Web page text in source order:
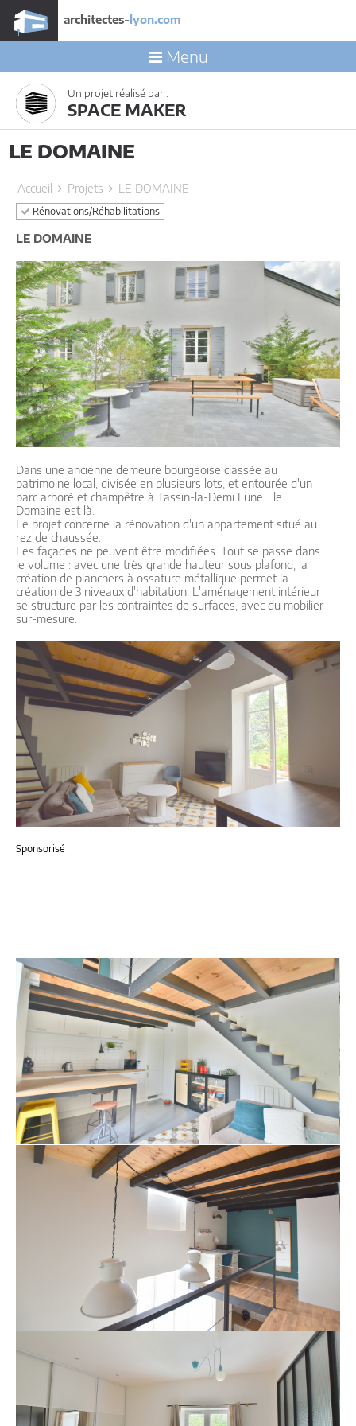
architectes- lyon.com
Menu
Un projet réalisé par :
SPACE MAKER
LE DOMAINE
Accueil Projets LE DOMAINE
Rénovations/Réhabilitations
LE DOMAINE
Dans une ancienne demeure bourgeoise classée au
patrimoine local, divisée en plusieurs lots, et entourée d'un
parc arboré et champêtre à Tassin-la-Demi Lune... le
Domaine est là.
Le projet concerne la rénovation d'un appartement situé au
rez de chaussée.
Les façades ne peuvent être modifiées. Tout se passe dans
le volume : avec une très grande hauteur sous plafond, la
création de planchers à ossature métallique permet la
création de 3 niveaux d'habitation. L'aménagement intérieur
se structure par les contraintes de surfaces, avec du mobilier
sur-mesure.
Sponsorisé